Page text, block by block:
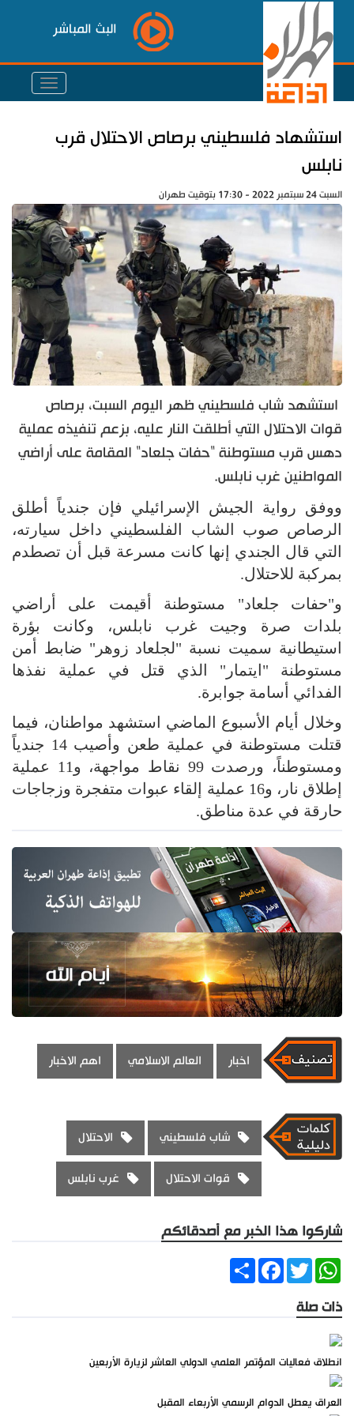
البث المباشر
استشهاد فلسطيني برصاص الاحتلال قرب
نابلس
السبت 24 سبتمبر 2022 - 17:30 بتوقيت طهران
استشهد شاب فلسطيني ظهر اليوم السبت، برصاص
قوات الاحتلال التي أطلقت النار عليه، بزعم تنفيذه عملية
دهس قرب مستوطنة "حفات جلعاد" المقامة على أراضي
المواطنين غرب نابلس.
ووفق رواية الجيش الإسرائيلي فإن جندياً أطلق
الرصاص صوب الشاب الفلسطيني داخل سيارته،
التي قال الجندي إنها كانت مسرعة قبل أن تصطدم
بمركبة للاحتلال.
و"حفات جلعاد" مستوطنة أقيمت على أراضي
بلدات صرة وجيت غرب نابلس، وكانت بؤرة
استيطانية سميت نسبة "لجلعاد زوهر" ضابط أمن
مستوطنة "ايتمار" الذي قتل في عملية نفذها
الفدائي أسامة جوابرة.
وخلال أيام الأسبوع الماضي استشهد مواطنان، فيما
قتلت مستوطنة في عملية طعن وأصيب 14 جندياً
ومستوطناً، ورصدت 99 نقاط مواجهة، و11 عملية
إطلاق نار، و16 عملية إلقاء عبوات متفجرة وزجاجات
حارقة في عدة مناطق.
اخبار العالم الاسلامي اهم الاخبار
شاب فلسطيني الاحتلال
قوات الاحتلال غرب نابلس
شاركوا هذا الخبر مع أصدقائكم
ShareFacebookTwitter
WhatsApp
ذات صلة
انطلاق فعاليات المؤتمر العلمي الدولي العاشر لزيارة الأربعين
العراق يعطل الدوام الرسمي الأربعاء المقبل